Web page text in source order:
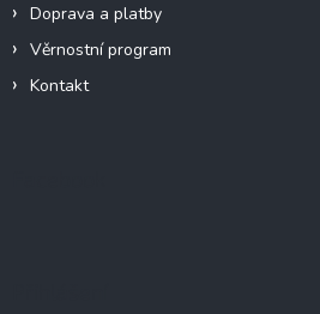
Doprava a platby
Věrnostní program
Kontakt